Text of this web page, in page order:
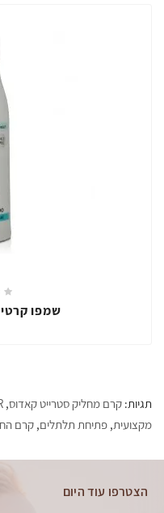
שמפו
תגיות: קרם מחליק סטרייט קאדוס,
מקצועית, פתיחת תלתלים, קרם
הצטרפו עוד היום